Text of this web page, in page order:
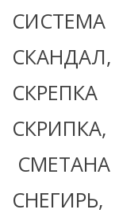
СИСТЕМА
СКРЕПКА
СМЕТАНА